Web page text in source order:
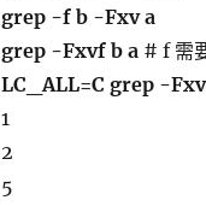
grep -f b -Fxv a
grep -Fxvf b a# f 需
LC_ALL=C grep -
1
2
5